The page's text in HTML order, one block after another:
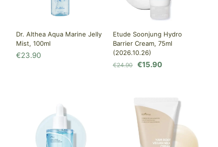
Dr. Althea Aqua Marine Jelly
Mist, 100ml
€23.90
Etude Soonjung Hydro
Barrier Cream, 75ml
(2026.10.26)
€24.90
Первоначальная
€15.90Текущая